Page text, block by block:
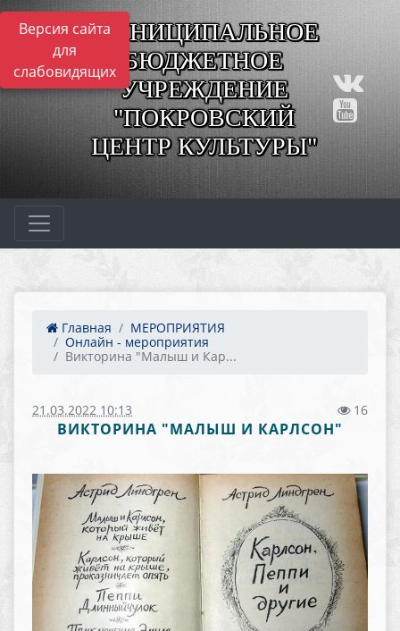
Версия сайта
для
слабовидящих
МУНИЦИПАЛЬНОЕ
БЮДЖЕТНОЕ
УЧРЕЖДЕНИЕ
"ПОКРОВСКИЙ
ЦЕНТР КУЛЬТУРЫ"
Главная
МЕРОПРИЯТИЯ
Онлайн - мероприятия
Викторина "Малыш и Кар...
21.03.2022 10:13 16
ВИКТОРИНА "МАЛЫШ И КАРЛСОН"